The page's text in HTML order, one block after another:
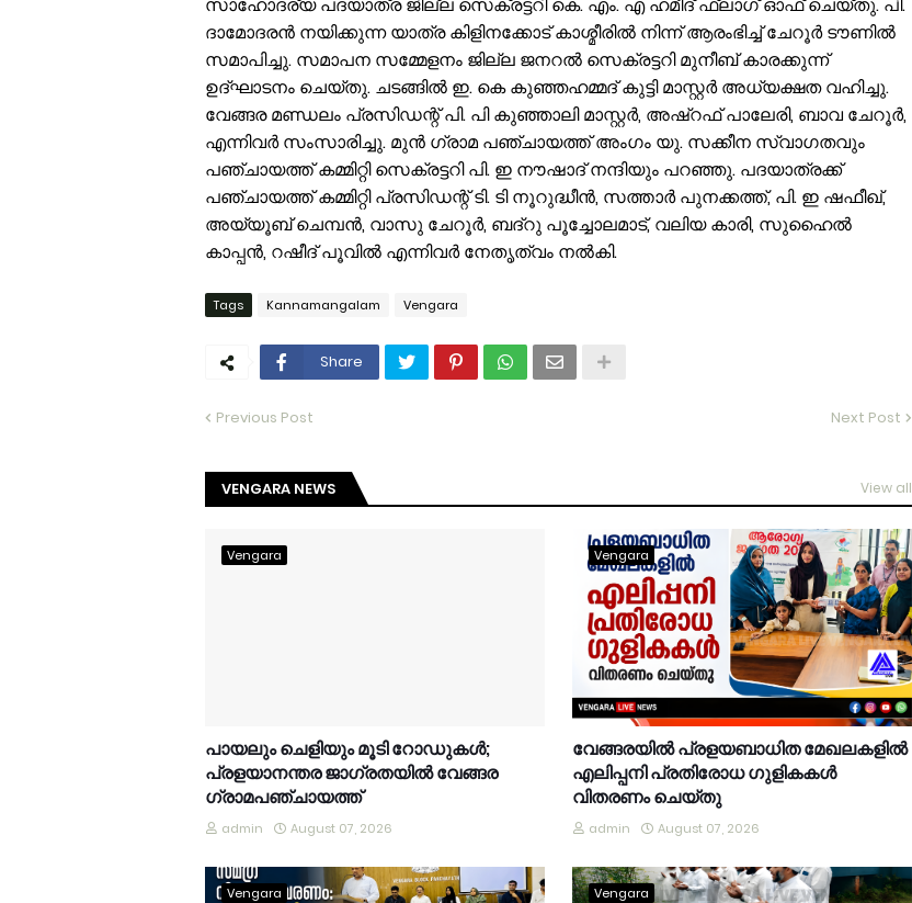
ദാമോദരൻ നയിക്കുന്ന യാത്ര കിളിനക്കോട് കാശ്മീരിൽ നിന്ന് ആരംഭിച്ച് ചേറൂർ ടൗണിൽ
സമാപിച്ചു. സമാപന സമ്മേളനം ജില്ല ജനറൽ സെക്രട്ടറി മുനീബ് കാരക്കുന്ന്
ഉദ്ഘാടനം ചെയ്തു. ചടങ്ങിൽ ഇ. കെ കുഞ്ഞഹമ്മദ് കുട്ടി മാസ്റ്റർ അധ്യക്ഷത വഹിച്ചു.
വേങ്ങര മണ്ഡലം പ്രസിഡന്റ് പി. പി കുഞ്ഞാലി മാസ്റ്റർ, അഷ്‌റഫ്‌ പാലേരി, ബാവ ചേറൂർ,
എന്നിവർ സംസാരിച്ചു. മുൻ ഗ്രാമ പഞ്ചായത്ത് അംഗം യു. സക്കീന സ്വാഗതവും
പഞ്ചായത്ത് കമ്മിറ്റി സെക്രട്ടറി പി. ഇ നൗഷാദ് നന്ദിയും പറഞ്ഞു. പദയാത്രക്ക്
പഞ്ചായത്ത് കമ്മിറ്റി പ്രസിഡന്റ് ടി. ടി നൂറുദ്ധീൻ, സത്താർ പുനക്കത്ത്, പി. ഇ ഷഫീഖ്,
അയ്യൂബ് ചെമ്പൻ, വാസു ചേറൂർ, ബദ്റു പൂച്ചോലമാട്, വലിയ കാരി, സുഹൈൽ
കാപ്പൻ, റഷീദ് പൂവിൽ എന്നിവർ നേതൃത്വം നൽകി.
Tags Kannamangalam Vengara
Share
Previous Post Next Post
VENGARA NEWS View all
Vengara
പായലും ചെളിയും മൂടി റോഡുകൾ;
പ്രളയാനന്തര ജാഗ്രതയിൽ വേങ്ങര
ഗ്രാമപഞ്ചായത്ത്
admin August 07, 2026
Vengara
വേങ്ങരയിൽ പ്രളയബാധിത മേഖലകളിൽ
എലിപ്പനി പ്രതിരോധ ഗുളികകൾ
വിതരണം ചെയ്തു
admin August 07, 2026
Vengara Vengara